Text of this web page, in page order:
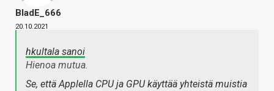
BladE_666
20.10.2021
hkultala sanoi
Hienoa mutua.
Se, että Applella CPU ja GPU käyttää yhteistä muistia